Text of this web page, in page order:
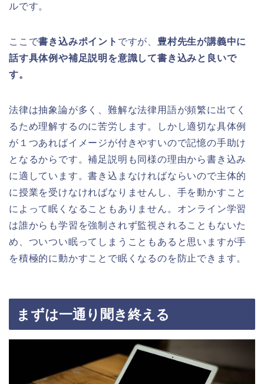
ルです。
ここで書き込みポイント ですが、 豊村先生が講義中に
話す具体例や補足説明を意識して書き込みと良いで
す。
法律は抽象論が多く、難解な法律用語が頻繁に出てく
るため理解するのに苦労します。しかし適切な具体例
が１つあればイメージが付きやすいので記憶の手助け
となるからです。補足説明も同様の理由から書き込み
に適しています。書き込まなければならいので主体的
に授業を受けなければなりませんし、手を動かすこと
によって眠くなることもありません。オンライン学習
は誰からも学習を強制されず監視されることもないた
め、ついつい眠ってしまうこともあると思いますが手
を積極的に動かすことで眠くなるのを防止できます。
まずは一通り聞き終える